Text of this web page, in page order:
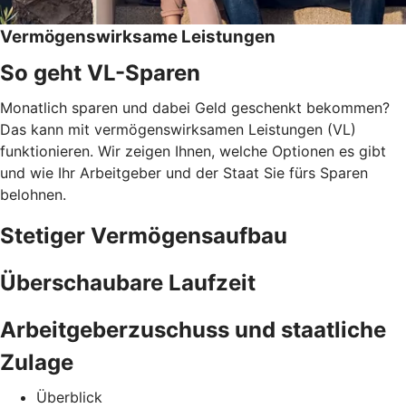
Vermögenswirksame Leistungen
So geht VL-Sparen
Monatlich sparen und dabei Geld geschenkt bekommen?
Das kann mit vermögenswirksamen Leistungen (VL)
funktionieren. Wir zeigen Ihnen, welche Optionen es gibt
und wie Ihr Arbeitgeber und der Staat Sie fürs Sparen
belohnen.
Stetiger Vermögensaufbau
Überschaubare Laufzeit
Arbeitgeberzuschuss und staatliche
Zulage
Überblick